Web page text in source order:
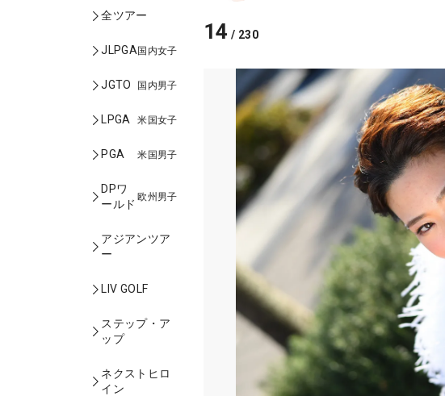
全ツアー
JLPGA国内女子
JGTO 国内男子
LPGA 米国女子
PGA 米国男子
DPワ
ールド
欧州男子
アジアンツア
ー
LIV GOLF
ステップ・ア
ップ
ネクストヒロ
イン
14 / 230